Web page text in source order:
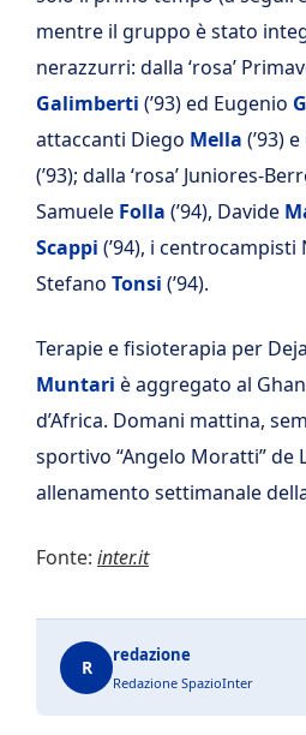
mentre il gruppo è stato
nerazzurri: dalla ‘rosa’
Galimberti (’93) ed Eugenio
attaccanti Diego Mella (’93)
(’93); dalla ‘rosa’ Juniores-
Samuele Folla (’94), Davide
Scappi (’94), i centrocampisti
Stefano Tonsi (’94).
Terapie e fisioterapia per
Muntari è aggregato al
d’Africa. Domani mattina,
sportivo “Angelo Moratti” de
allenamento settimanale
Fonte: inter.it
R
redazione
Redazione SpazioInter